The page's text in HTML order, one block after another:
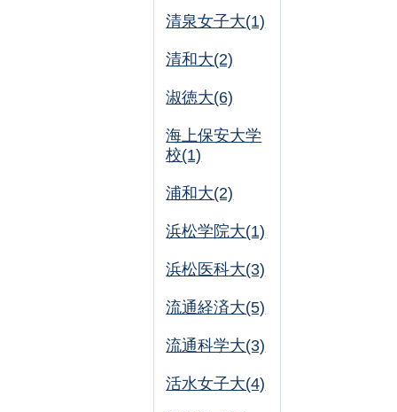
清泉女子大(1)
清和大(2)
淑徳大(6)
海上保安大学
校(1)
浦和大(2)
浜松学院大(1)
浜松医科大(3)
流通経済大(5)
流通科学大(3)
活水女子大(4)